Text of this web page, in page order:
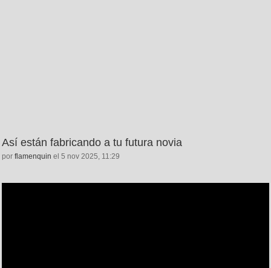
Así están fabricando a tu futura novia
por flamenquin el 5 nov 2025, 11:29